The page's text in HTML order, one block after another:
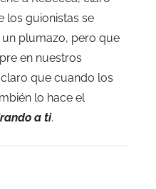
los guionistas se
plumazo, pero que
en nuestros
que cuando los
lo hace el
a ti.